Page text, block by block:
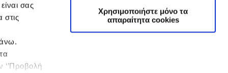
σας
στις
‘’Προβολή
Χρησιμοποιήστε μόνο τα
απαραίτητα cookies